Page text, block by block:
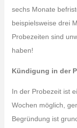
sechs Monate
beispielsweise drei
Probezeiten sind
haben!
Kündigung in der
In der Probezeit ist
Wochen möglich,
Begründung ist